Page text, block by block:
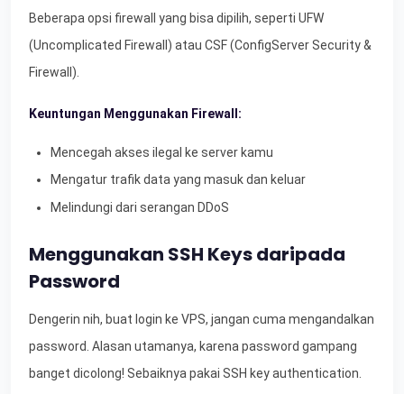
Beberapa opsi firewall yang bisa dipilih, seperti UFW
(Uncomplicated Firewall) atau CSF (ConfigServer Security &
Firewall).
Keuntungan Menggunakan Firewall:
Mencegah akses ilegal ke server kamu
Mengatur trafik data yang masuk dan keluar
Melindungi dari serangan DDoS
Menggunakan SSH Keys daripada
Password
Dengerin nih, buat login ke VPS, jangan cuma mengandalkan
password. Alasan utamanya, karena password gampang
banget dicolong! Sebaiknya pakai SSH key authentication.